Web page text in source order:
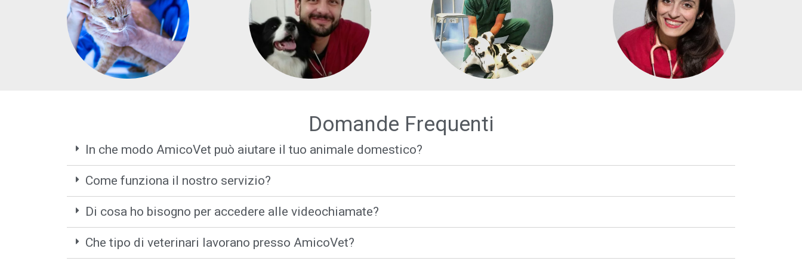
Domande Frequenti
In che modo AmicoVet può aiutare il tuo animale domestico?
Come funziona il nostro servizio?
Di cosa ho bisogno per accedere alle videochiamate?
Che tipo di veterinari lavorano presso AmicoVet?